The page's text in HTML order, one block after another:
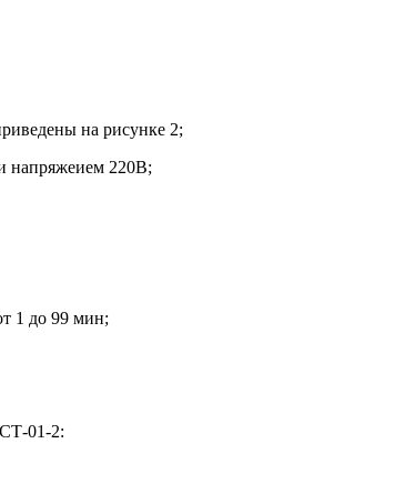
на рисунке 2;
напряжеием 220В;
1 до 99 мин;
01-2: